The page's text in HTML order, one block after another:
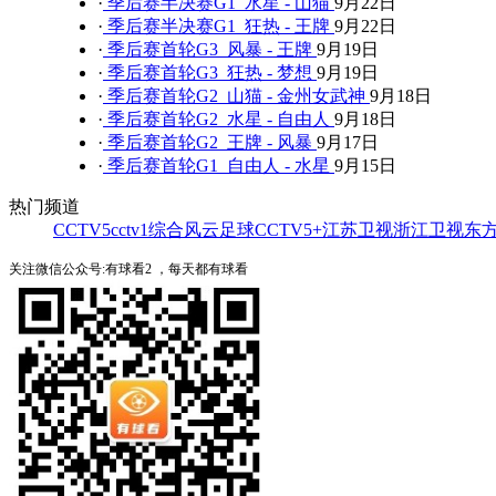
· 季后赛半决赛G1 狂热 - 王牌 9月22日
· 季后赛首轮G3 风暴 - 王牌 9月19日
· 季后赛首轮G3 狂热 - 梦想 9月19日
· 季后赛首轮G2 山猫 - 金州女武神 9月18日
· 季后赛首轮G2 水星 - 自由人 9月18日
· 季后赛首轮G2 王牌 - 风暴 9月17日
· 季后赛首轮G1 自由人 - 水星 9月15日
热门频道
CCTV5cctv1综合风云足球CCTV5+江苏卫视浙江卫视东
关注微信公众号:有球看2 ，每天都有球看